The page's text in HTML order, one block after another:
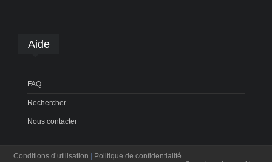
Aide
FAQ
Rechercher
Nous contacter
Conditions d’utilisation | Politique de confidentialité